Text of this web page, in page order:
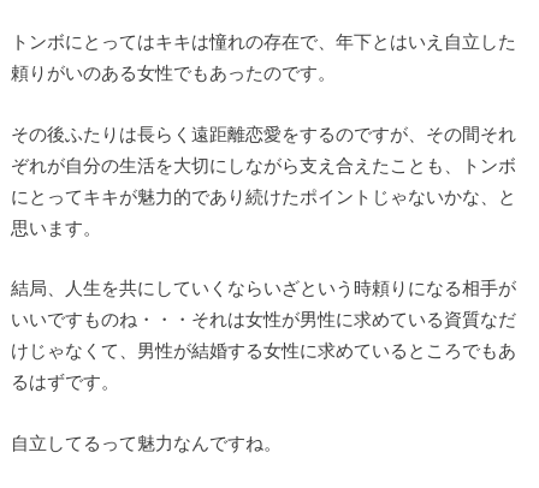
トンボにとってはキキは憧れの存在で、年下とはいえ自立した
頼りがいのある女性でもあったのです。
その後ふたりは長らく遠距離恋愛をするのですが、その間それ
ぞれが自分の生活を大切にしながら支え合えたことも、トンボ
にとってキキが魅力的であり続けたポイントじゃないかな、と
思います。
結局、人生を共にしていくならいざという時頼りになる相手が
いいですものね・・・それは女性が男性に求めている資質なだ
けじゃなくて、男性が結婚する女性に求めているところでもあ
るはずです。
自立してるって魅力なんですね。